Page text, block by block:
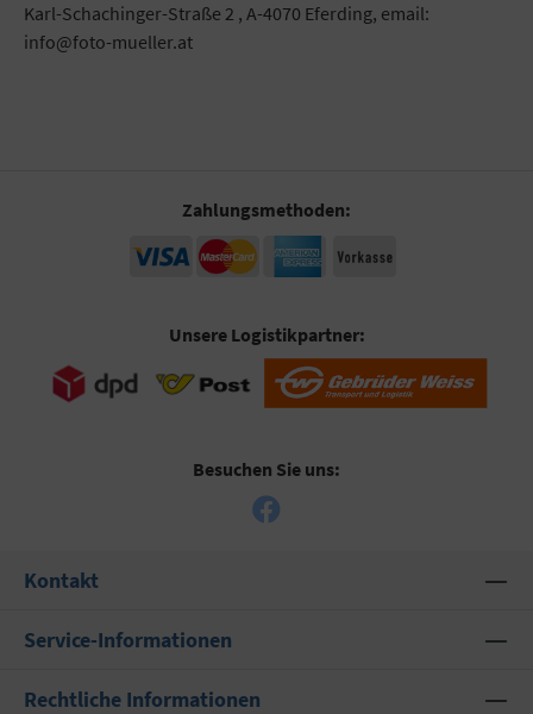
Karl-Schachinger-Straße 2 , A-4070 Eferding, email:
info@foto-mueller.at
Zahlungsmethoden:
Unsere Logistikpartner:
Besuchen Sie uns:
Kontakt
Service-Informationen
Rechtliche Informationen